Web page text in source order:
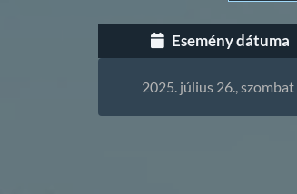
Esemény dátuma
2025. július 26., szombat